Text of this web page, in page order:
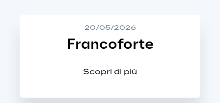
20/05/2026
Francoforte
Scopri di più